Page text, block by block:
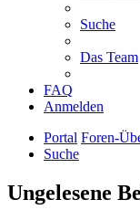
Suche
Das Team
FAQ
Anmelden
Portal Foren-
Suche
Ungelesene